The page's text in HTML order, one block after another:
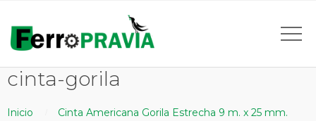
cinta-gorila
Inicio
Cinta Americana Gorila Estrecha 9 m. x 25 mm.